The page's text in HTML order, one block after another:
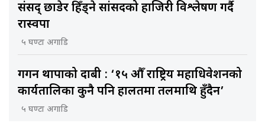
संसद् छाडेर हिँड्ने सांसदको हाजिरी विश्लेषण गर्दै
रास्वपा
५ घण्टा अगाडि
गगन थापाको दाबी : ‘१५ औँ राष्ट्रिय महाधिवेशनको
कार्यतालिका कुनै पनि हालतमा तलमाथि हुँदैन’
५ घण्टा अगाडि